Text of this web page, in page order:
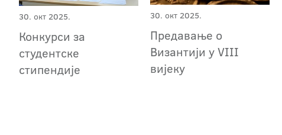
30. окт 2025.
Конкурси за
студентске
стипендије
30. окт 2025.
Предавање о
Византији у VIII
вијеку